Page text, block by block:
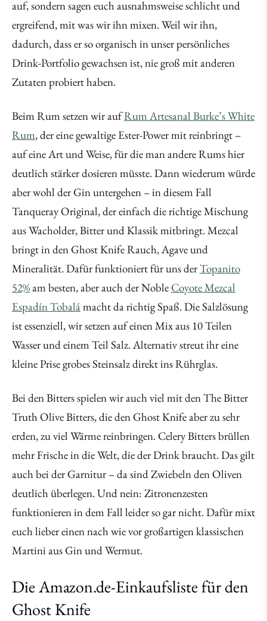
auf, sondern sagen euch ausnahmsweise schlicht und
ergreifend, mit was wir ihn mixen. Weil wir ihn,
dadurch, dass er so organisch in unser persönliches
Drink-Portfolio gewachsen ist, nie groß mit anderen
Zutaten probiert haben.
Beim Rum setzen wir aufRum Artesanal Burke’s White
Rum, der eine gewaltige Ester-Power mit reinbringt –
auf eine Art und Weise, für die man andere Rums hier
deutlich stärker dosieren müsste. Dann wiederum würde
aber wohl der Gin untergehen – in diesem Fall
Tanqueray Original, der einfach die richtige Mischung
aus Wacholder, Bitter und Klassik mitbringt. Mezcal
bringt in den Ghost Knife Rauch, Agave und
Mineralität. Dafür funktioniert für uns derTopanito
52%am besten, aber auch der Noble Coyote Mezcal
Espadín Tobalámacht da richtig Spaß. Die Salzlösung
ist essenziell, wir setzen auf einen Mix aus 10 Teilen
Wasser und einem Teil Salz. Alternativ streut ihr eine
kleine Prise grobes Steinsalz direkt ins Rührglas.
Bei den Bitters spielen wir auch viel mit den The Bitter
Truth Olive Bitters, die den Ghost Knife aber zu sehr
erden, zu viel Wärme reinbringen. Celery Bitters brüllen
mehr Frische in die Welt, die der Drink braucht. Das gilt
auch bei der Garnitur – da sind Zwiebeln den Oliven
deutlich überlegen. Und nein: Zitronenzesten
funktionieren in dem Fall leider so gar nicht. Dafür mixt
euch lieber einen nach wie vor großartigen klassischen
Martini aus Gin und Wermut.
Die Amazon.de-Einkaufsliste für den
Ghost Knife